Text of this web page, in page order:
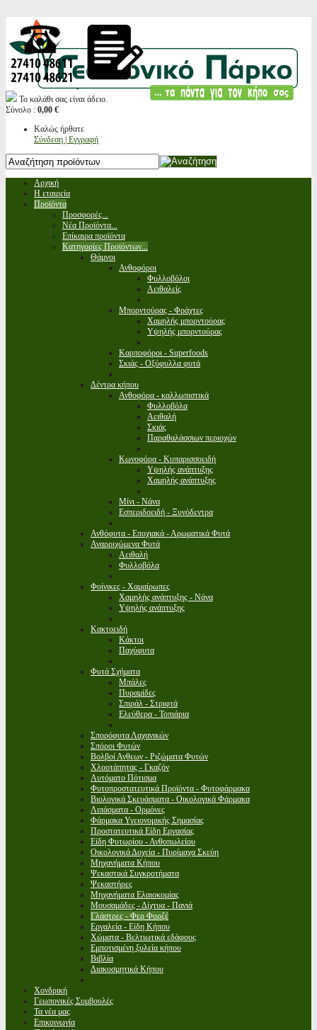
Το καλάθι σας είναι άδειο.
Σύνολο : 0,00 €
Καλώς ήρθατε
Σύνδεση | Εγγραφή
Αρχική
Η εταιρεία
Προϊόντα
Προσφορές...
Νέα Προϊόντα...
Επίκαιρα προϊόντα
Κατηγορίες Προϊόντων...
Θάμνοι
Ανθοφόροι
Φυλλοβόλοι
Αειθαλείς
Μπορντούρας - Φράχτες
Χαμηλής μπορντούρας
Υψηλής μπορντούρας
Καρποφόροι - Superfoods
Σκιάς - Οξύφυλλα φυτά
Δέντρα κήπου
Ανθοφόρα - καλλωπιστικά
Φυλλοβόλα
Αειθαλή
Σκιάς
Παραθαλάσσιων περιοχών
Κωνοφόρα - Κυπαρισσοειδή
Υψηλής ανάπτυξης
Χαμηλής ανάπτυξης
Μίνι - Νάνα
Εσπεριδοειδή - Ξυνόδεντρα
Ανθόφυτα - Εποχιακά - Αρωματικά Φυτά
Αναρριχώμενα Φυτά
Αειθαλή
Φυλλοβόλα
Φοίνικες - Χαμαίρωπες
Χαμηλής ανάπτυξης - Νάνα
Υψηλής ανάπτυξης
Κακτοειδή
Κάκτοι
Παχύφυτα
Φυτά Σχήματα
Μπάλες
Πυραμίδες
Σπιράλ - Στριφτά
Ελεύθερα - Τοπιάρια
Σπορόφυτα Λαχανικών
Σπόροι Φυτών
Βολβοί Ανθεων - Ριζώματα Φυτών
Χλοοτάπητας - Γκαζόν
Αυτόματο Πότισμα
Φυτοπροστατευτικά Προϊόντα - Φυτοφάρμακα
Βιολογικά Σκευάσματα - Οικολογικά Φάρμακα
Λιπάσματα - Ορμόνες
Φάρμακα Υγειονομικής Σημασίας
Προστατευτικά Είδη Εργασίας
Είδη Φυτωρίου - Ανθοπωλείου
Οικολογικά Δοχεία - Πυρίμαχα Σκεύη
Μηχανήματα Κήπου
Ψεκαστικά Συγκροτήματα
Ψεκαστήρες
Μηχανήματα Ελαιοκομίας
Μουσαμάδες - Δίχτυα - Πανιά
Γλάστρες - Φερ Φορζέ
Εργαλεία - Είδη Κήπου
Χώματα - Βελτιωτικά εδάφους
Εμποτισμένη ξυλεία κήπου
Βιβλία
Διακοσμητικά Κήπου
Χονδρική
Γεωπονικές Συμβουλές
Τα νέα μας
Επικοινωνία